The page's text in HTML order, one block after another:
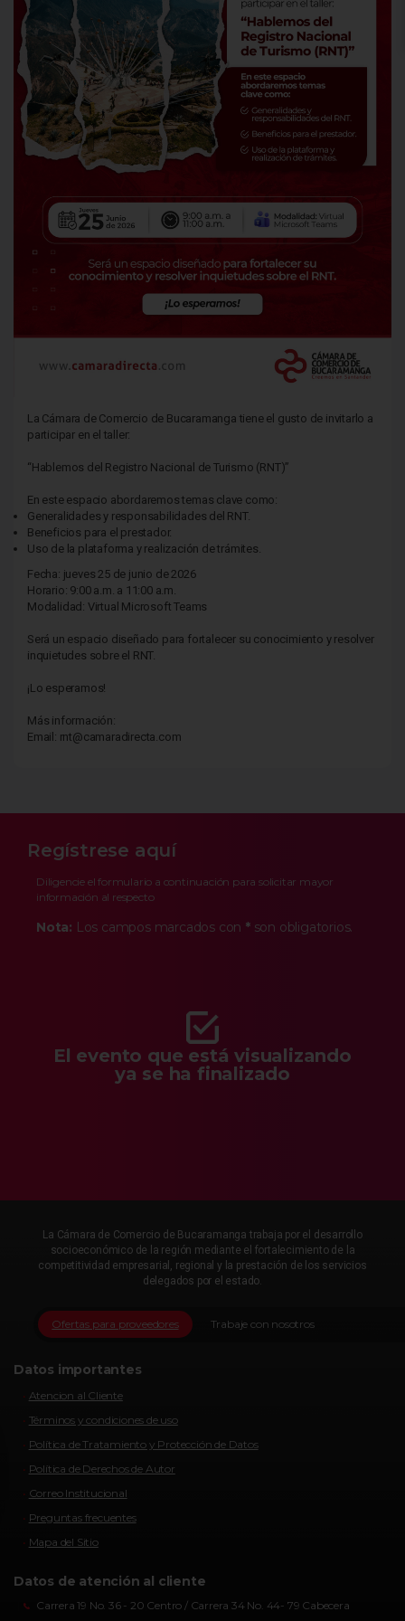
La Cámara de Comercio de Bucaramanga tiene el gusto de invitarlo a
participar en el taller:
“Hablemos del Registro Nacional de Turismo (RNT)”
En este espacio abordaremos temas clave como:
Generalidades y responsabilidades del RNT.
Beneficios para el prestador.
Uso de la plataforma y realización de trámites.
Fecha: jueves 25 de junio de 2026
Horario: 9:00 a.m. a 11:00 a.m.
Modalidad: Virtual Microsoft Teams
Será un espacio diseñado para fortalecer su conocimiento y resolver
inquietudes sobre el RNT.
¡Lo esperamos!
Más información:
Email: rnt@camaradirecta.com
Regístrese aquí
Diligencie el formulario a continuación para solicitar mayor
información al respecto
Nota: Los campos marcados con *son obligatorios.
El evento que está visualizando
ya se ha finalizado
La Cámara de Comercio de Bucaramanga trabaja por el desarrollo
socioeconómico de la región mediante el fortalecimiento de la
competitividad empresarial, regional y la prestación de los servicios
delegados por el estado.
Trabaje con nosotros
Ofertas para proveedores
Datos importantes
Atencion al Cliente
Términos y condiciones de uso
Política de Tratamiento y Protección de Datos
Política de Derechos de Autor
Correo Institucional
Preguntas frecuentes
Mapa del Sitio
Datos de atención al cliente
Carrera 19 No. 36 - 20 Centro / Carrera 34 No. 44- 79 Cabecera